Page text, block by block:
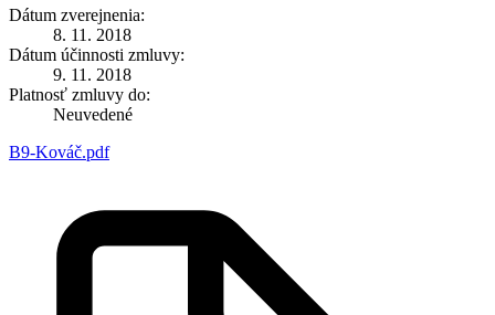
Dátum zverejnenia:
8. 11. 2018
Dátum účinnosti zmluvy:
9. 11. 2018
Platnosť zmluvy do:
Neuvedené
B9-Kováč.pdf